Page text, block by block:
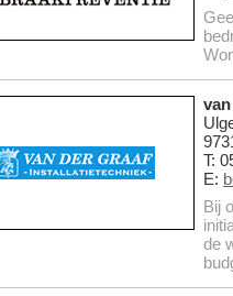
T:
E:
Bij
de